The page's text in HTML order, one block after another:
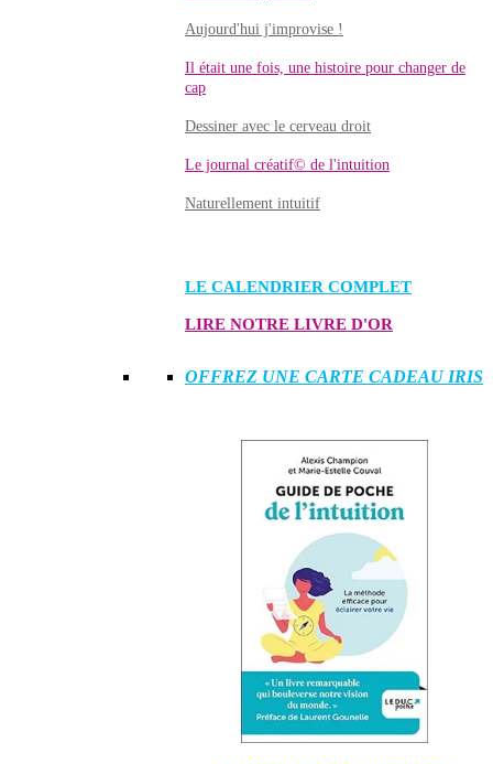
Aujourd'hui j'improvise !
Il était une fois, une histoire pour changer de
cap
Dessiner avec le cerveau droit
Le journal créatif© de l'intuition
Naturellement intuitif
LE CALENDRIER COMPLET
LIRE NOTRE LIVRE D'OR
OFFREZ UNE CARTE CADEAU IRIS